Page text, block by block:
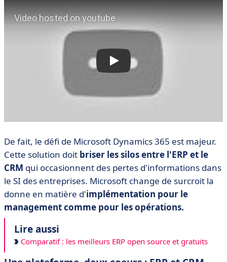
De fait, le défi de Microsoft Dynamics 365 est majeur.
Cette solution doit briser les silos entre l'ERP et le
CRM qui occasionnent des pertes d'informations dans
le SI des entreprises. Microsoft change de surcroit la
donne en matière d'implémentation pour le
management comme pour les opérations.
Lire aussi
Comparatif : les meilleurs ERP open source et gratuits